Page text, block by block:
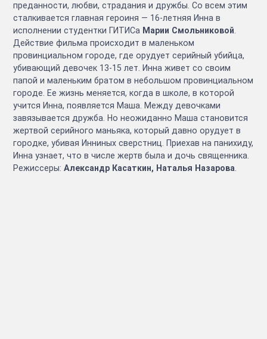
преданности, любви, страдания и дружбы. Со всем этим
сталкивается главная героиня — 16-летняя Инна в
исполнении студентки ГИТИСа Марии Смольниковой
Действие фильма происходит в маленьком
провинциальном городе, где орудует серийный убийца,
убивающий девочек 13-15 лет. Инна живет со своим
папой и маленьким братом в небольшом провинциальном
городе. Ее жизнь меняется, когда в школе, в которой
учится Инна, появляется Маша. Между девочками
завязывается дружба. Но неожиданно Маша становится
жертвой серийного маньяка, который давно орудует в
городке, убивая Инниных сверстниц. Приехав на панихиду,
Инна узнает, что в числе жертв была и дочь священника.
Режиссеры: Александр Касаткин, Наталья Назарова